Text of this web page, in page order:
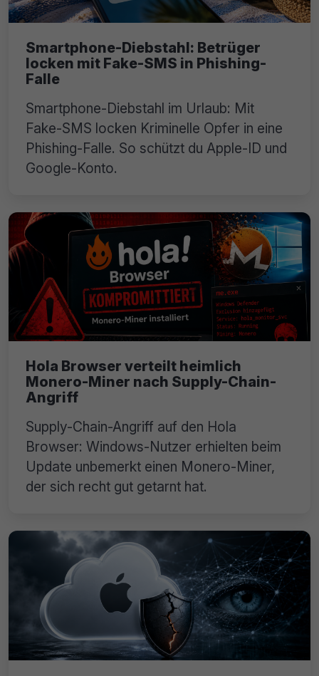
Smartphone-Diebstahl: Betrüger
locken mit Fake-SMS in Phishing-
Falle
Smartphone-Diebstahl im Urlaub: Mit
Fake-SMS locken Kriminelle Opfer in eine
Phishing-Falle. So schützt du Apple-ID und
Google-Konto.
Hola Browser verteilt heimlich
Monero-Miner nach Supply-Chain-
Angriff
Supply-Chain-Angriff auf den Hola
Browser: Windows-Nutzer erhielten beim
Update unbemerkt einen Monero-Miner,
der sich recht gut getarnt hat.